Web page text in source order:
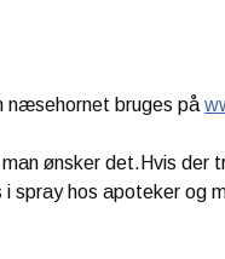
næsehornet bruges på
ønsker det.Hvis der
spray hos apoteker og